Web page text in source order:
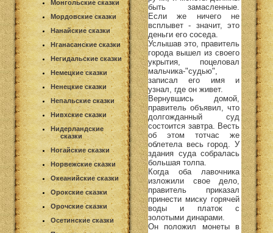
Монгольские сказки
Мордовские сказки
Нанайские сказки
Нганасанские сказки
Негидальские сказки
Немецкие сказки
Ненецкие сказки
Непальские сказки
Нивхские сказки
Нидерландские
сказки
Ногайские сказки
Норвежские сказки
Океанийские сказки
Орокские сказки
Орочские сказки
Осетинские сказки
быть замасленные.
Если же ничего не
всплывет - значит, это
деньги его соседа.
Услышав это, правитель
города вышел из своего
укрытия, поцеловал
мальчика-"судью",
записал его имя и
узнал, где он живет.
Вернувшись домой,
правитель объявил, что
долгожданный суд
состоится завтра. Весть
об этом тотчас же
облетела весь город. У
здания суда собралась
большая толпа.
Когда оба лавочника
изложили свое дело,
правитель приказал
принести миску горячей
воды и платок с
золотыми динарами.
Он положил монеты в